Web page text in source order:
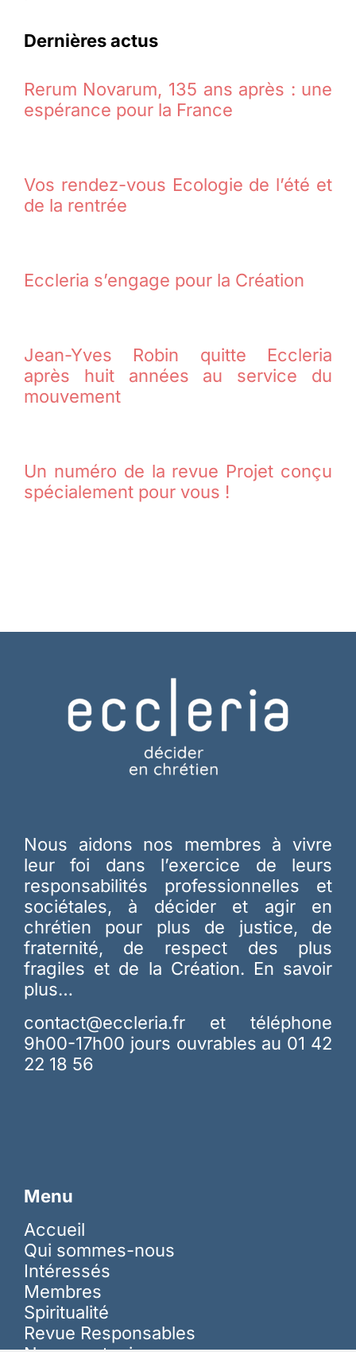
Dernières actus
Rerum Novarum, 135 ans après : une
espérance pour la France
Vos rendez-vous Ecologie de l’été et
de la rentrée
Eccleria s’engage pour la Création
Jean-Yves Robin quitte Eccleria
après huit années au service du
mouvement
Un numéro de la revue Projet conçu
spécialement pour vous !
Nous aidons nos membres à vivre
leur foi dans l’exercice de leurs
responsabilités professionnelles et
sociétales, à décider et agir en
chrétien pour plus de justice, de
fraternité, de respect des plus
fragiles et de la Création. En savoir
plus…
contact@eccleria.fr et téléphone
9h00-17h00 jours ouvrables au 01 42
22 18 56
Menu
Accueil
Qui sommes-nous
Intéressés
Membres
Spiritualité
Revue Responsables